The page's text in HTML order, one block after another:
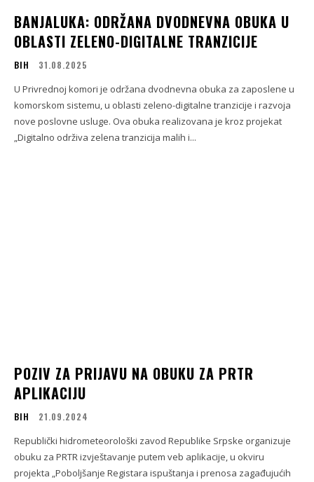
BANJALUKA: ODRŽANA DVODNEVNA OBUKA U
OBLASTI ZELENO-DIGITALNE TRANZICIJE
BIH 31.08.2025
U Privrednoj komori je održana dvodnevna obuka za zaposlene u
komorskom sistemu, u oblasti zeleno-digitalne tranzicije i razvoja
nove poslovne usluge. Ova obuka realizovana je kroz projekat
„Digitalno održiva zelena tranzicija malih i...
POZIV ZA PRIJAVU NA OBUKU ZA PRTR
APLIKACIJU
BIH 21.09.2024
Republički hidrometeorološki zavod Republike Srpske organizuje
obuku za PRTR izvještavanje putem veb aplikacije, u okviru
projekta „Poboljšanje Registara ispuštanja i prenosa zagađujućih